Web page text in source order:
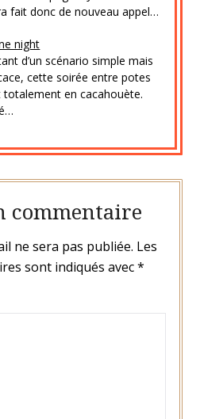
fait donc de nouveau appel…
night
d’un scénario simple mais
cette soirée entre potes
totalement en cacahouète.
commentaire
ne sera pas publiée. Les
sont indiqués avec*